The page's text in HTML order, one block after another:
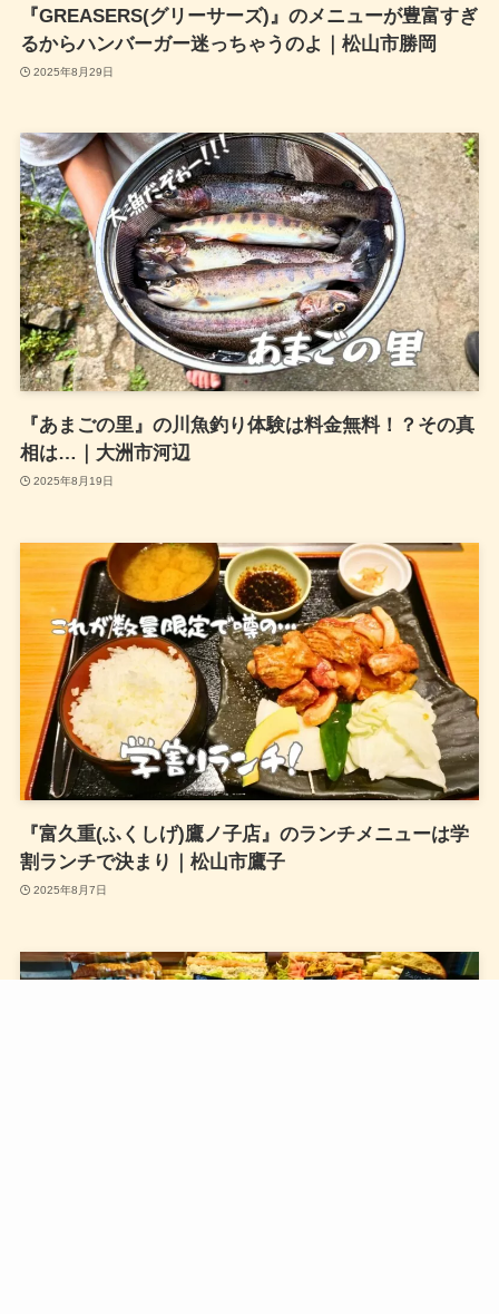
『GREASERS(グリーサーズ)』のメニューが豊富すぎ
るからハンバーガー迷っちゃうのよ｜松山市勝岡
2025年8月29日
『あまごの里』の川魚釣り体験は料金無料！？その真
相は…｜大洲市河辺
2025年8月19日
『富久重(ふくしげ)鷹ノ子店』のランチメニューは学
割ランチで決まり｜松山市鷹子
2025年8月7日